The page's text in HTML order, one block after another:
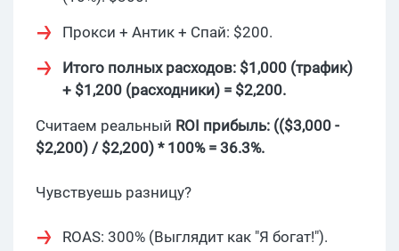
Прокси + Антик + Спай: $200.
Итого полных расходов: $1,000 (трафик)
+ $1,200 (расходники) = $2,200.
Считаем реальный ROI прибыль: (($3,000 -
$2,200) / $2,200) * 100% = 36.3%.
Чувствуешь разницу?
ROAS: 300% (Выглядит как "Я богат!").